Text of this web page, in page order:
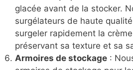
glacée avant de la stocker.
surgélateurs de haute
surgeler rapidement la
préservant sa texture et sa
Armoires de stockage :